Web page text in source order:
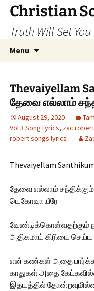
Skip
content
Christian
Truth Will Set You
Menu
Thevaiyellam
தேவை எல்லாம்
August 29, 2020
Vol 3 Song Lyrics, zac
robert songs lyrics
Thevaiyellam
தேவை எல்லாம்
யெகோவா யீரே
வேண்டிக்கொள்வதற்கும்
அதிகமாய் கிரியை
என் கண்கள் அதை
காதுகள் அதை
இதயத்தில்